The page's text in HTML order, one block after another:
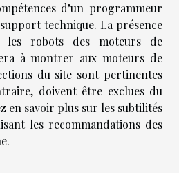
d’un programmeur
technique. La présence
les robots des moteurs de
à montrer aux moteurs de
du site sont pertinentes
doivent être exclues du
en savoir plus sur les subtilités
les recommandations des